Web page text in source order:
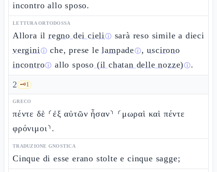
incontro allo sposo.
LETTURA ORTODOSSA
Allora il regno dei cieliⓘ sarà reso simile a dieci
verginiⓘ che, prese lelampadeⓘ,uscirono
incontroⓘ allosposo (il chatan delle nozze)ⓘ.
2 🗝️1
GRECO
πέντε δὲ ⸂ἐξ αὐτῶν ἦσαν⸃ ⸂μωραὶ καὶ πέντε
φρόνιμοι⸃.
TRADUZIONE GNOSTICA
Cinque di esse erano stolte e cinque sagge;